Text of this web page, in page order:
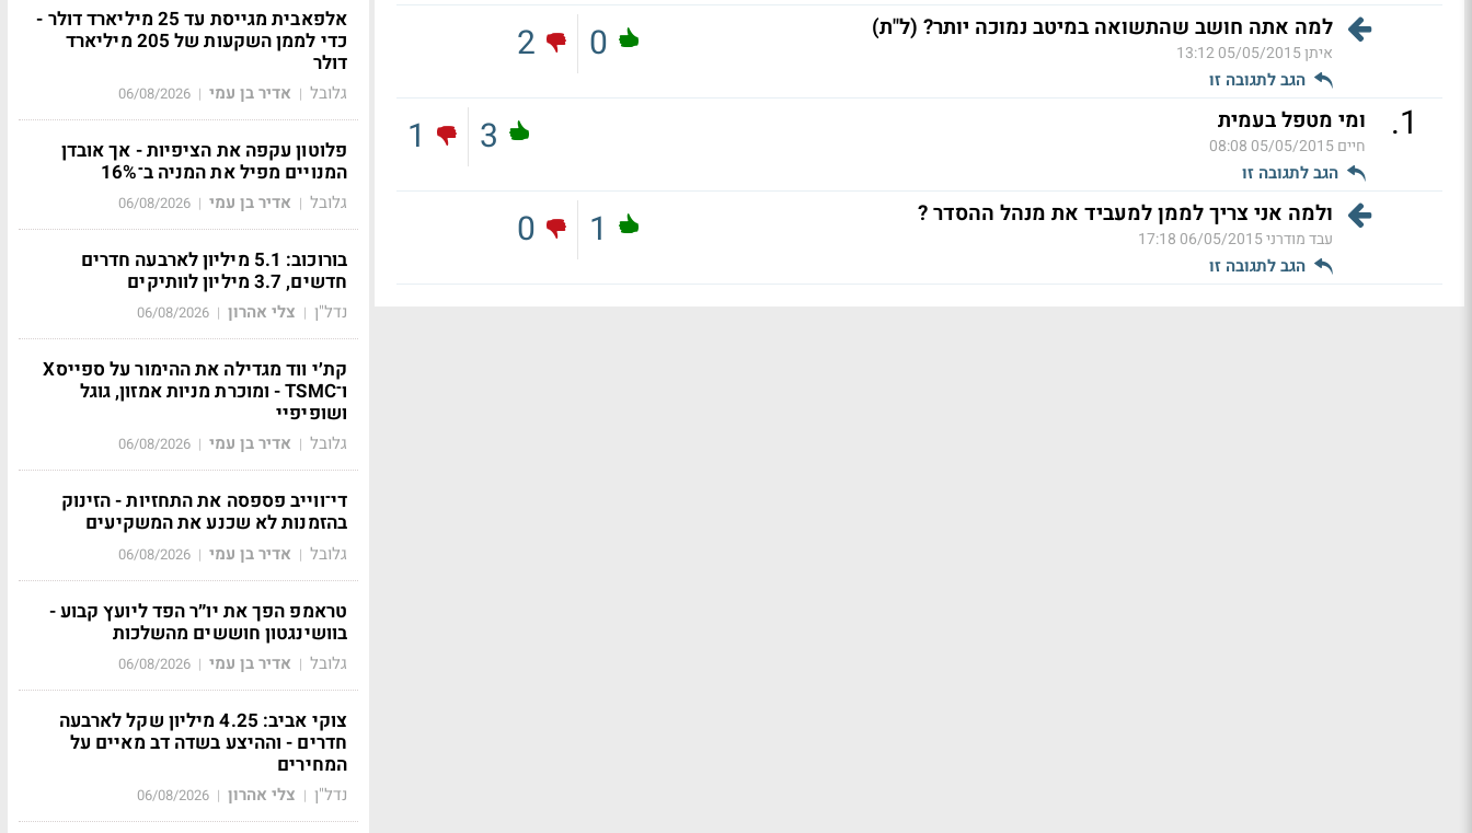
למה אתה חושב שהתשואה במיטב נמוכה יותר? (ל"ת)
איתן05/05/2015 13:12
הגב לתגובה זו
0
2
1
. ומי מטפל בעמית
חיים05/05/2015 08:08
הגב לתגובה זו
3
1
ולמה אני צריך לממן למעביד את מנהל ההסדר ?
עבד מודרני06/05/2015 17:18
הגב לתגובה זו
1
0
אלפאבית מגייסת עד 25 מיליארד דולר -
כדי לממן השקעות של 205 מיליארד
דולר
גלובל | אדיר בן עמי |
06/08/2026
פלוטון עקפה את הציפיות - אך אובדן
המנויים מפיל את המניה ב־16%
גלובל | אדיר בן עמי |
06/08/2026
בורוכוב: 5.1 מיליון לארבעה חדרים
חדשים, 3.7 מיליון לוותיקים
נדל"ן | צלי אהרון |
06/08/2026
קת׳י ווד מגדילה את ההימור על ספייסX
ו־TSMC - ומוכרת מניות אמזון, גוגל
ושופיפיי
גלובל | אדיר בן עמי |
06/08/2026
די־ווייב פספסה את התחזיות - הזינוק
בהזמנות לא שכנע את המשקיעים
גלובל | אדיר בן עמי |
06/08/2026
טראמפ הפך את יו״ר הפד ליועץ קבוע -
בוושינגטון חוששים מהשלכות
גלובל | אדיר בן עמי |
06/08/2026
צוקי אביב: 4.25 מיליון שקל לארבעה
חדרים - וההיצע בשדה דב מאיים על
המחירים
נדל"ן | צלי אהרון |
06/08/2026